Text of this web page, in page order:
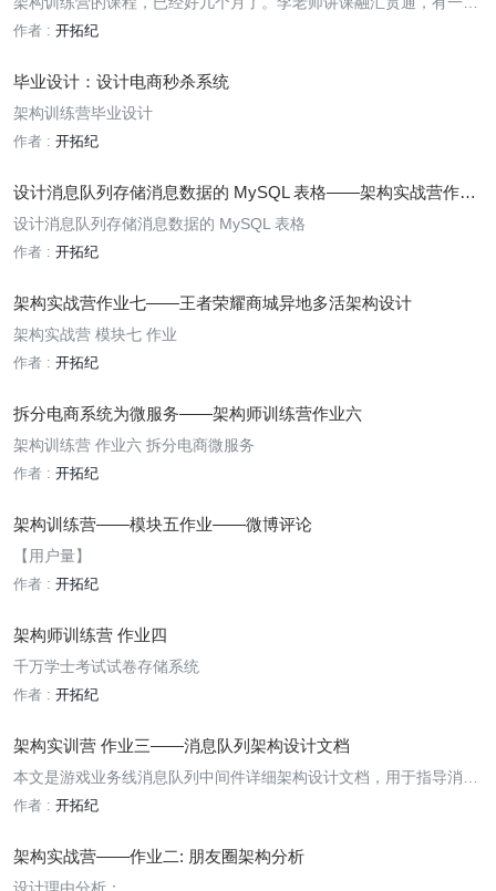
呵成的感觉。很棒！我是 dba，最初有些概念不懂，所以囫囵吞枣的
课讲的好。整个课程，我可能还需要再看 2,3 遍才能记住。
作者 : 开拓纪
毕业设计：设计电商秒杀系统
架构训练营毕业设计
作者 : 开拓纪
设计消息队列存储消息数据的 MySQL 表格——架构实战营作业
八
设计消息队列存储消息数据的 MySQL 表格
作者 : 开拓纪
架构实战营作业七——王者荣耀商城异地多活架构设计
架构实战营 模块七 作业
作者 : 开拓纪
拆分电商系统为微服务——架构师训练营作业六
架构训练营 作业六 拆分电商微服务
作者 : 开拓纪
架构训练营——模块五作业——微博评论
【用户量】
作者 : 开拓纪
架构师训练营 作业四
千万学士考试试卷存储系统
作者 : 开拓纪
架构实训营 作业三——消息队列架构设计文档
本文是游戏业务线消息队列中间件详细架构设计文档，用于指导消息
队列后续的开发、测试和运维。
作者 : 开拓纪
架构实战营——作业二: 朋友圈架构分析